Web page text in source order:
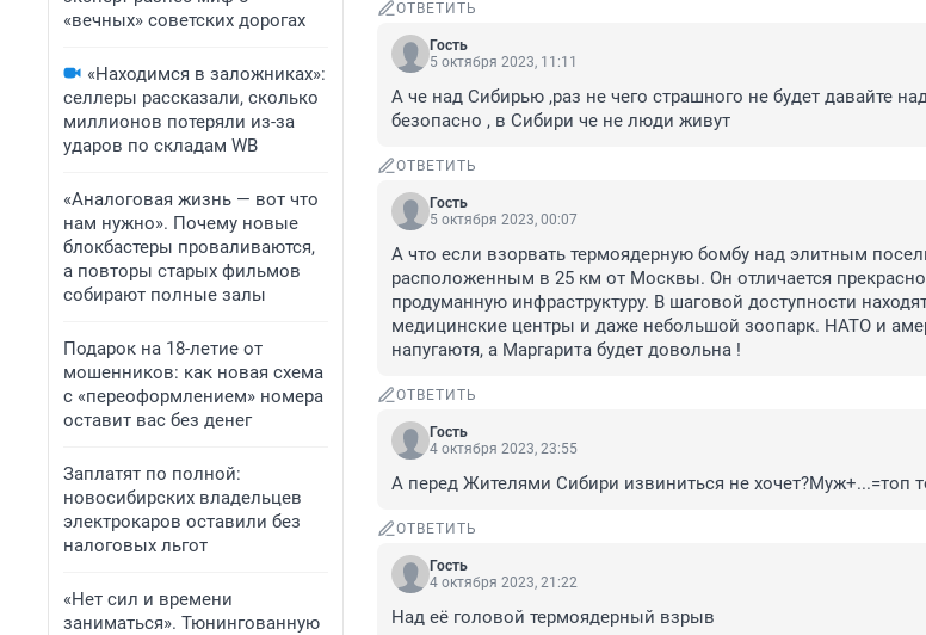
«вечных» советских дорогах
«Находимся в заложниках»:
селлеры рассказали, сколько
миллионов потеряли из-за
ударов по складам WB
«Аналоговая жизнь — вот что
нам нужно». Почему новые
блокбастеры проваливаются,
а повторы старых фильмов
собирают полные залы
Подарок на 18-летие от
мошенников: как новая схема
с «переоформлением» номера
оставит вас без денег
Заплатят по полной:
новосибирских владельцев
электрокаров оставили без
налоговых льгот
«Нет сил и времени
заниматься». Тюнингованную
ОТВЕТИТЬ
Гость
5 октября 2023, 11:11
А че над Сибирью ,раз не чего страшного не будет давайте
безопасно , в Сибири че не люди живут
ОТВЕТИТЬ
Гость
5 октября 2023, 00:07
А что если взорвать термоядерную бомбу над элитным
расположенным в 25 км от Москвы. Он отличается
продуманную инфраструктуру. В шаговой доступности
медицинские центры и даже небольшой зоопарк. НАТО и
напугаютя, а Маргарита будет довольна !
ОТВЕТИТЬ
Гость
4 октября 2023, 23:55
А перед Жителями Сибири извиниться не хочет?Муж+...=топ
ОТВЕТИТЬ
Гость
4 октября 2023, 21:22
Над её головой термоядерный взрыв